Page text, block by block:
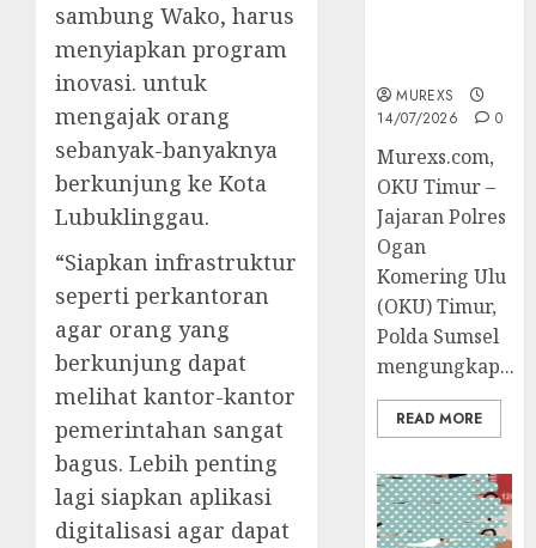
sambung Wako, harus
menyiapkan program
inovasi. untuk
mengajak orang
sebanyak-banyaknya
berkunjung ke Kota
Lubuklinggau.
“Siapkan infrastruktur
seperti perkantoran
agar orang yang
berkunjung dapat
melihat kantor-kantor
pemerintahan sangat
bagus. Lebih penting
lagi siapkan aplikasi
digitalisasi agar dapat
MUREXS
14/07/2026
0
Murexs.com,
OKU Timur –
Jajaran Polres
Ogan
Komering Ulu
(OKU) Timur,
Polda Sumsel
mengungkap...
READ MORE